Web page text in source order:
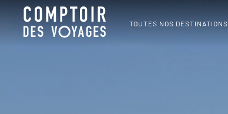
TOUTES NOS DESTINATIONS